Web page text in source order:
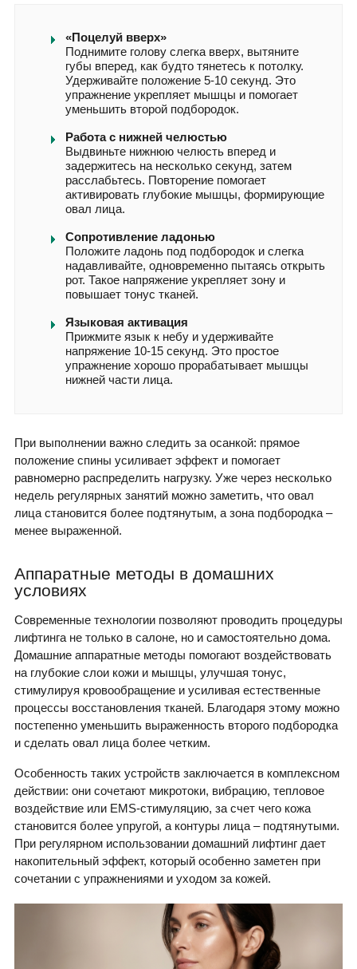
«Поцелуй вверх»
Поднимите голову слегка вверх, вытяните
губы вперед, как будто тянетесь к потолку.
Удерживайте положение 5-10 секунд. Это
упражнение укрепляет мышцы и помогает
уменьшить второй подбородок.
Работа с нижней челюстью
Выдвиньте нижнюю челюсть вперед и
задержитесь на несколько секунд, затем
расслабьтесь. Повторение помогает
активировать глубокие мышцы, формирующие
овал лица.
Сопротивление ладонью
Положите ладонь под подбородок и слегка
надавливайте, одновременно пытаясь открыть
рот. Такое напряжение укрепляет зону и
повышает тонус тканей.
Языковая активация
Прижмите язык к небу и удерживайте
напряжение 10-15 секунд. Это простое
упражнение хорошо прорабатывает мышцы
нижней части лица.
При выполнении важно следить за осанкой: прямое
положение спины усиливает эффект и помогает
равномерно распределить нагрузку. Уже через несколько
недель регулярных занятий можно заметить, что овал
лица становится более подтянутым, а зона подбородка –
менее выраженной.
Аппаратные методы в домашних
условиях
Современные технологии позволяют проводить процедуры
лифтинга не только в салоне, но и самостоятельно дома.
Домашние аппаратные методы помогают воздействовать
на глубокие слои кожи и мышцы, улучшая тонус,
стимулируя кровообращение и усиливая естественные
процессы восстановления тканей. Благодаря этому можно
постепенно уменьшить выраженность второго подбородка
и сделать овал лица более четким.
Особенность таких устройств заключается в комплексном
действии: они сочетают микротоки, вибрацию, тепловое
воздействие или EMS-стимуляцию, за счет чего кожа
становится более упругой, а контуры лица – подтянутыми.
При регулярном использовании домашний лифтинг дает
накопительный эффект, который особенно заметен при
сочетании с упражнениями и уходом за кожей.